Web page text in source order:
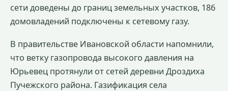
сети доведены до границ земельных участков, 186
домовладений подключены к сетевому газу.
В правительстве Ивановской области напомнили,
что ветку газопровода высокого давления на
Юрьевец протянули от сетей деревни Дроздиха
Пучежского района. Газификация села